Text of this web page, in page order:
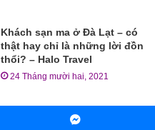
Khách sạn ma ở Đà Lạt – có
thật hay chỉ là những lời đồn
thổi? – Halo Travel
24 Tháng mười hai, 2021